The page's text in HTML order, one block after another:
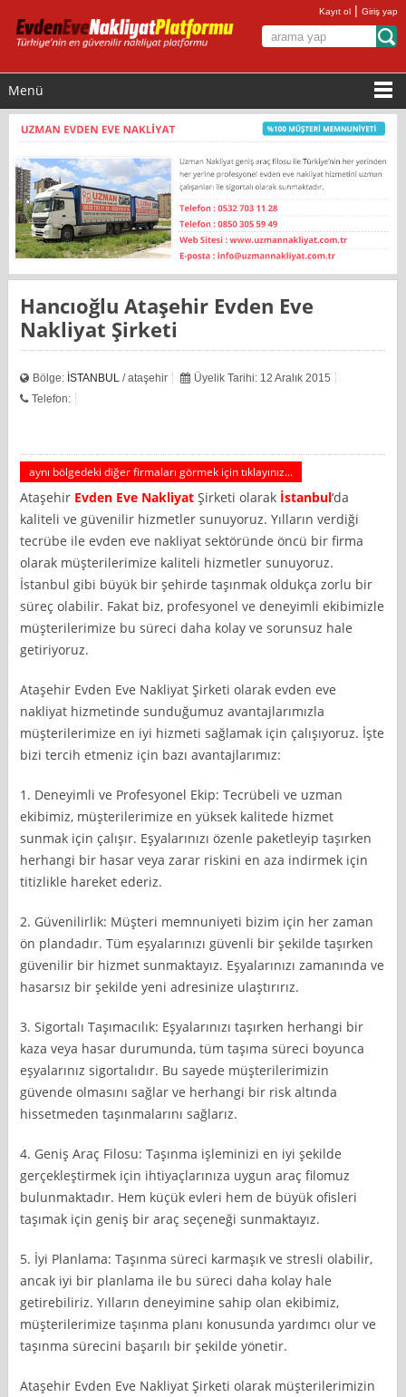
Kayıt ol |Giriş yap
Menü
Hancıoğlu Ataşehir Evden Eve
Nakliyat Şirketi
Bölge: İSTANBUL / ataşehir
Üyelik Tarihi: 12 Aralık 2015
Telefon:
aynı bölgedeki diğer firmaları görmek için tıklayınız...
Ataşehir Evden Eve Nakliyat Şirketi olarak İstanbul‘da
kaliteli ve güvenilir hizmetler sunuyoruz. Yılların verdiği
tecrübe ile evden eve nakliyat sektöründe öncü bir firma
olarak müşterilerimize kaliteli hizmetler sunuyoruz.
İstanbul gibi büyük bir şehirde taşınmak oldukça zorlu bir
süreç olabilir. Fakat biz, profesyonel ve deneyimli ekibimizle
müşterilerimize bu süreci daha kolay ve sorunsuz hale
getiriyoruz.
Ataşehir Evden Eve Nakliyat Şirketi olarak evden eve
nakliyat hizmetinde sunduğumuz avantajlarımızla
müşterilerimize en iyi hizmeti sağlamak için çalışıyoruz. İşte
bizi tercih etmeniz için bazı avantajlarımız:
1. Deneyimli ve Profesyonel Ekip: Tecrübeli ve uzman
ekibimiz, müşterilerimize en yüksek kalitede hizmet
sunmak için çalışır. Eşyalarınızı özenle paketleyip taşırken
herhangi bir hasar veya zarar riskini en aza indirmek için
titizlikle hareket ederiz.
2. Güvenilirlik: Müşteri memnuniyeti bizim için her zaman
ön plandadır. Tüm eşyalarınızı güvenli bir şekilde taşırken
güvenilir bir hizmet sunmaktayız. Eşyalarınızı zamanında ve
hasarsız bir şekilde yeni adresinize ulaştırırız.
3. Sigortalı Taşımacılık: Eşyalarınızı taşırken herhangi bir
kaza veya hasar durumunda, tüm taşıma süreci boyunca
eşyalarınız sigortalıdır. Bu sayede müşterilerimizin
güvende olmasını sağlar ve herhangi bir risk altında
hissetmeden taşınmalarını sağlarız.
4. Geniş Araç Filosu: Taşınma işleminizi en iyi şekilde
gerçekleştirmek için ihtiyaçlarınıza uygun araç filomuz
bulunmaktadır. Hem küçük evleri hem de büyük ofisleri
taşımak için geniş bir araç seçeneği sunmaktayız.
5. İyi Planlama: Taşınma süreci karmaşık ve stresli olabilir,
ancak iyi bir planlama ile bu süreci daha kolay hale
getirebiliriz. Yılların deneyimine sahip olan ekibimiz,
müşterilerimize taşınma planı konusunda yardımcı olur ve
taşınma sürecini başarılı bir şekilde yönetir.
Ataşehir Evden Eve Nakliyat Şirketi olarak müşterilerimizin